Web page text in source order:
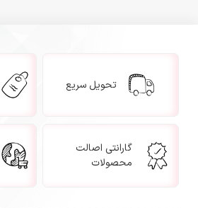
تحویل سریع
گارانتی اصالت
محصولات